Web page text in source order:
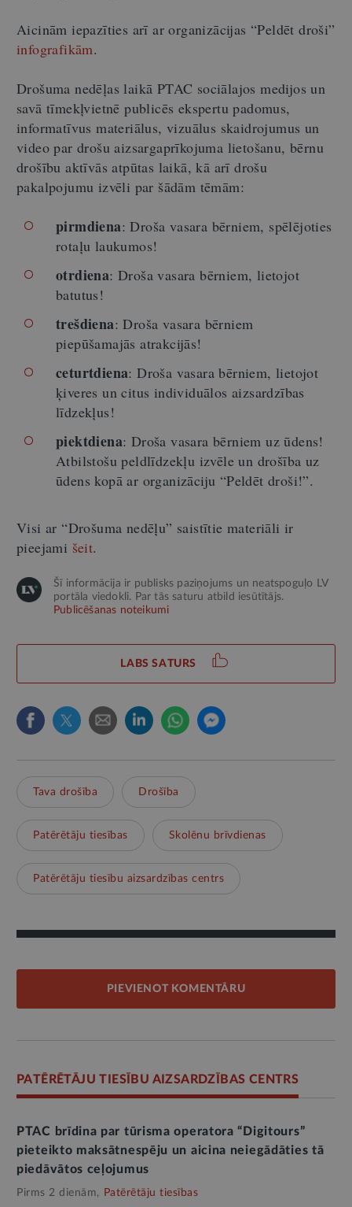
Aicinām iepazīties arī ar organizācijas “Peldēt droši”
infografikām.
Drošuma nedēļas laikā PTAC sociālajos medijos un
savā tīmekļvietnē publicēs ekspertu padomus,
informatīvus materiālus, vizuālus skaidrojumus un
video par drošu aizsargaprīkojuma lietošanu, bērnu
drošību aktīvās atpūtas laikā, kā arī drošu
pakalpojumu izvēli par šādām tēmām:
pirmdiena: Droša vasara bērniem, spēlējoties
rotaļu laukumos!
otrdiena: Droša vasara bērniem, lietojot
batutus!
trešdiena: Droša vasara bērniem
piepūšamajās atrakcijās!
ceturtdiena: Droša vasara bērniem, lietojot
ķiveres un citus individuālos aizsardzības
līdzekļus!
piektdiena: Droša vasara bērniem uz ūdens!
Atbilstošu peldlīdzekļu izvēle un drošība uz
ūdens kopā ar organizāciju “Peldēt droši!”.
Visi ar “Drošuma nedēļu” saistītie materiāli ir
pieejami šeit.
Šī informācija ir publisks paziņojums un neatspoguļo LV
portāla viedokli. Par tās saturu atbild iesūtītājs.
Publicēšanas noteikumi
LABS SATURS
Tava drošība Drošība
Patērētāju tiesības Skolēnu brīvdienas
Patērētāju tiesību aizsardzības centrs
PIEVIENOT KOMENTĀRU
PATĒRĒTĀJU TIESĪBU AIZSARDZĪBAS CENTRS
PTAC brīdina par tūrisma operatora “Digitours”
pieteikto maksātnespēju un aicina neiegādāties tā
piedāvātos ceļojumus
Pirms 2 dienām, Patērētāju tiesības